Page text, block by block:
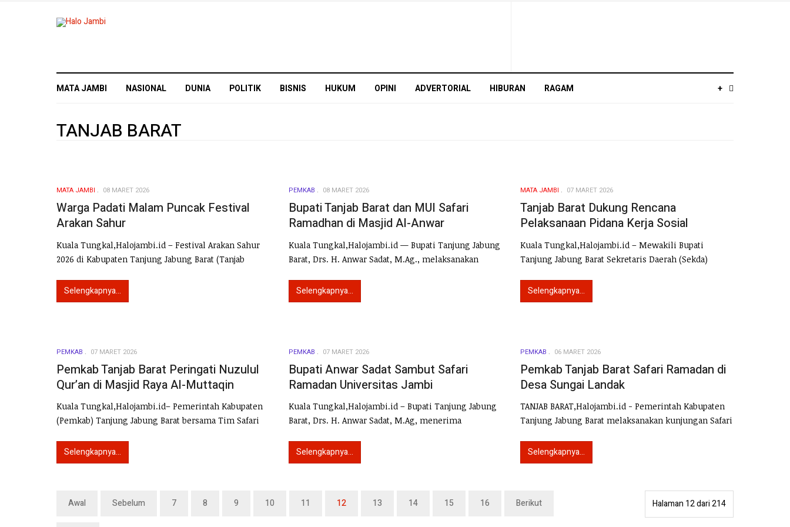
MATA JAMBI NASIONAL DUNIA POLITIK BISNIS HUKUM OPINI ADVERTORIAL HIBURAN RAGAM +
TANJAB BARAT
MATA JAMBI 08 MARET 2026
Warga Padati Malam Puncak Festival
Arakan Sahur
Kuala Tungkal,Halojambi.id – Festival Arakan Sahur
2026 di Kabupaten Tanjung Jabung Barat (Tanjab
Selengkapnya...
PEMKAB 08 MARET 2026
Bupati Tanjab Barat dan MUI Safari
Ramadhan di Masjid Al-Anwar
Kuala Tungkal,Halojambi.id — Bupati Tanjung Jabung
Barat, Drs. H. Anwar Sadat, M.Ag., melaksanakan
Selengkapnya...
MATA JAMBI 07 MARET 2026
Tanjab Barat Dukung Rencana
Pelaksanaan Pidana Kerja Sosial
Kuala Tungkal,Halojambi.id – Mewakili Bupati
Tanjung Jabung Barat Sekretaris Daerah (Sekda)
Selengkapnya...
PEMKAB 07 MARET 2026
Pemkab Tanjab Barat Peringati Nuzulul
Qur’an di Masjid Raya Al-Muttaqin
Kuala Tungkal,Halojambi.id– Pemerintah Kabupaten
(Pemkab) Tanjung Jabung Barat bersama Tim Safari
Selengkapnya...
PEMKAB 07 MARET 2026
Bupati Anwar Sadat Sambut Safari
Ramadan Universitas Jambi
Kuala Tungkal,Halojambi.id – Bupati Tanjung Jabung
Barat, Drs. H. Anwar Sadat, M.Ag, menerima
Selengkapnya...
PEMKAB 06 MARET 2026
Pemkab Tanjab Barat Safari Ramadan di
Desa Sungai Landak
TANJAB BARAT,Halojambi.id - Pemerintah Kabupaten
Tanjung Jabung Barat melaksanakan kunjungan Safari
Selengkapnya...
Halaman 12 dari 214
Awal Sebelum 7 8 9 10 11 12 13 14 15 16 Berikut